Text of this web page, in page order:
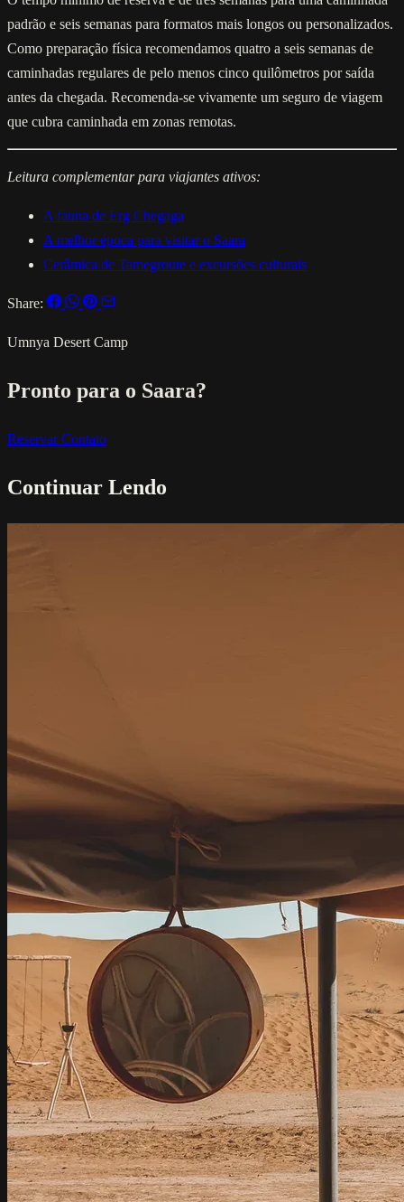
padrão e seis semanas para formatos mais longos ou personalizados.
Como preparação física recomendamos quatro a seis semanas de
caminhadas regulares de pelo menos cinco quilômetros por saída
antes da chegada. Recomenda-se vivamente um seguro de viagem
que cubra caminhada em zonas remotas.
Leitura complementar para viajantes ativos:
A fauna de Erg Chegaga
A melhor época para visitar o Saara
Cerâmica de Tamegroute e excursões culturais
Share:
Umnya Desert Camp
Pronto para o Saara?
ReservarContato
Continuar Lendo